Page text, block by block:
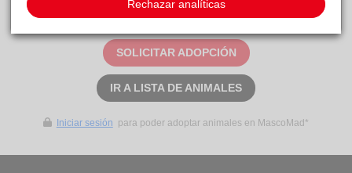
adopción
SOLICITAR ADOPCIÓN
IR A LISTA DE ANIMALES
Iniciar sesión para poder adoptar animales en MascoMad*
Rechazar analíticas